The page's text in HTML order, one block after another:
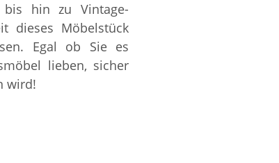
bis hin zu Vintage-
dieses Möbelstück
Egal ob Sie es
lieben, sicher
wird!